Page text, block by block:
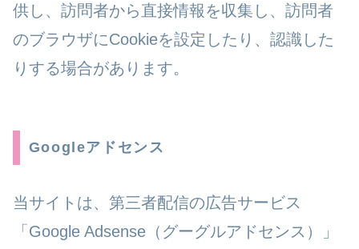
供し、訪問者から直接情報を収集し、訪問者
のブラウザにCookieを設定したり、認識した
りする場合があります。
Googleアドセンス
当サイトは、第三者配信の広告サービス
「Google Adsense（グーグルアドセンス）」